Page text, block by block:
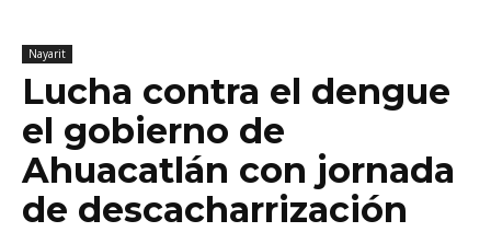
Nayarit
Lucha contra el dengue
el gobierno de
Ahuacatlán con jornada
de descacharrización